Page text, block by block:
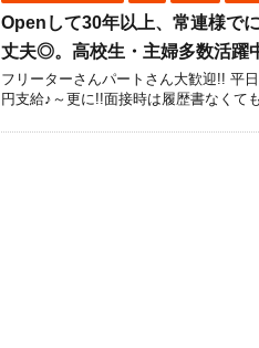
Openして30年以上、常連様で
丈夫◎。高校生・主婦多数活躍
フリーターさんパートさん大歓迎!! 平
円支給♪～更に!!面接時は履歴書なく